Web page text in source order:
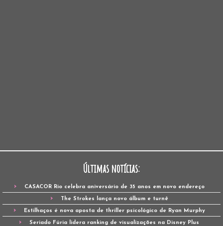
Últimas notícias:
CASACOR Rio celebra aniversário de 35 anos em novo endereço
The Strokes lança novo álbum e turnê
Estilhaços é nova aposta de thriller psicológico de Ryan Murphy
Seriado Fúria lidera ranking de visualizações na Disney Plus